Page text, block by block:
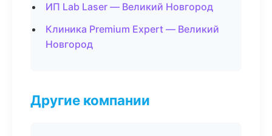
ИП Lab Laser — Великий Новгород
Клиника Premium Expert — Великий
Новгород
Другие компании